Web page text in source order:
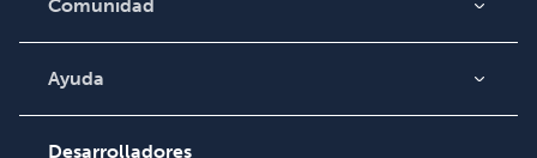
Comunidad
Blog
Video
Podcast
Ayuda
Búsqueda de pedidos
Base de conocimientos
Desarrolladores